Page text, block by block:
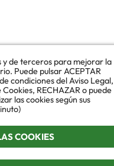
y de terceros para mejorar la
Puede pulsar ACEPTAR
condiciones del Aviso Legal,
RECHAZAR o puede
las cookies según sus
COOKIES